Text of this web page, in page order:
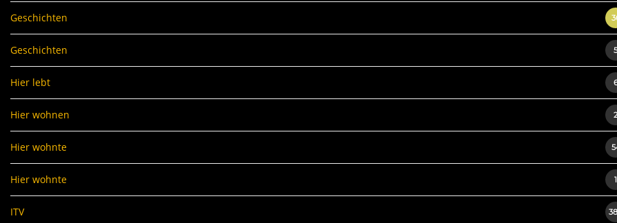
Geschichten
Geschichten 5
Hier lebt
Hier wohnen 2
Hier wohnte
Hier wohnte 1
ITV